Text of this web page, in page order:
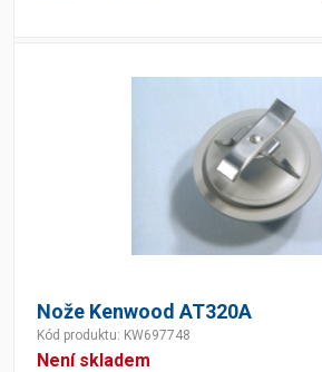
Nože Kenwood AT320A
Kód produktu: KW697748
Není skladem